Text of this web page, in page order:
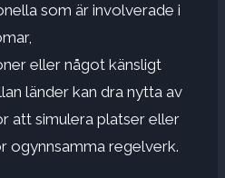
som är involverade i
eller något känsligt
länder kan dra nytta av
att simulera platser eller
ogynnsamma regelverk.